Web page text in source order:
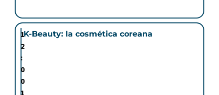
1
2
:
0
0
1
K-Beauty: la cosmética coreana